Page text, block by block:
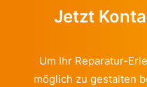
Jetzt
Um Ihr Reparatur-
möglich zu gestalten